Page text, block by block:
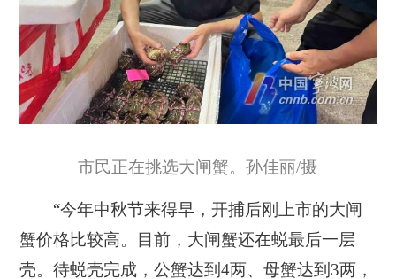
市民正在挑选大闸蟹。孙佳丽/摄
“今年中秋节来得早，开捕后刚上市的大闸
蟹价格比较高。目前，大闸蟹还在蜕最后一层
壳。待蜕壳完成，公蟹达到4两、母蟹达到3两，